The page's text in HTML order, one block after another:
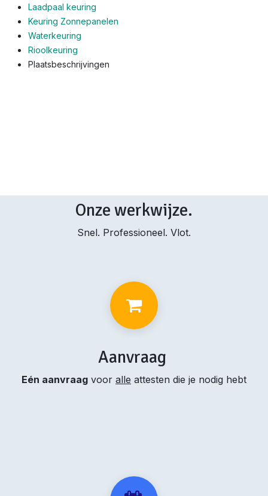
Laadpaal keuring
Keuring Zonnepanelen
Waterkeuring
Rioolkeuring
Plaatsbeschrijvingen
Onze werkwijze.
Snel. Professioneel. Vlot.
Aanvraag
Eén aanvraag voor alle attesten die je nodig hebt